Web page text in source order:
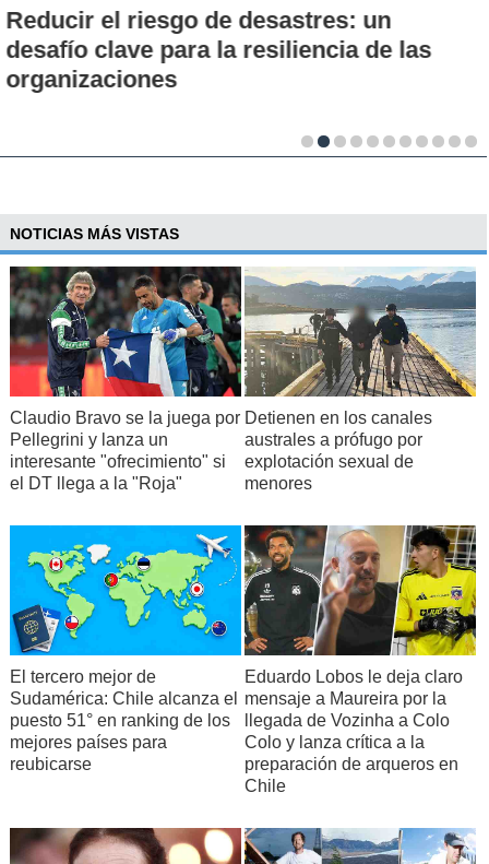
Los 70 años de la Carrera de Química de
la UC: Conoce su historia, hitos y aporte
al desarrollo científico del país
NOTICIAS MÁS VISTAS
Claudio Bravo se la juega por
Pellegrini y lanza un
interesante "ofrecimiento" si
el DT llega a la "Roja"
Detienen en los canales
australes a prófugo por
explotación sexual de
menores
El tercero mejor de
Sudamérica: Chile alcanza el
puesto 51° en ranking de los
mejores países para
reubicarse
Eduardo Lobos le deja claro
mensaje a Maureira por la
llegada de Vozinha a Colo
Colo y lanza crítica a la
preparación de arqueros en
Chile